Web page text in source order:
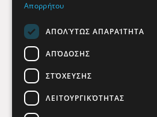
Social Media
Απορρήτου
ΑΠΟΛΎΤΩΣ ΑΠΑΡΑΊΤΗΤΑ
ΑΠΌΔΟΣΗΣ
ΣΤΌΧΕΥΣΗΣ
ΛΕΙΤΟΥΡΓΙΚΌΤΗΤΑΣ